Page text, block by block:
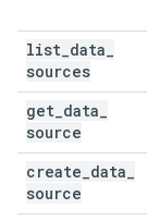
list data
sources
get data
source
create data
source